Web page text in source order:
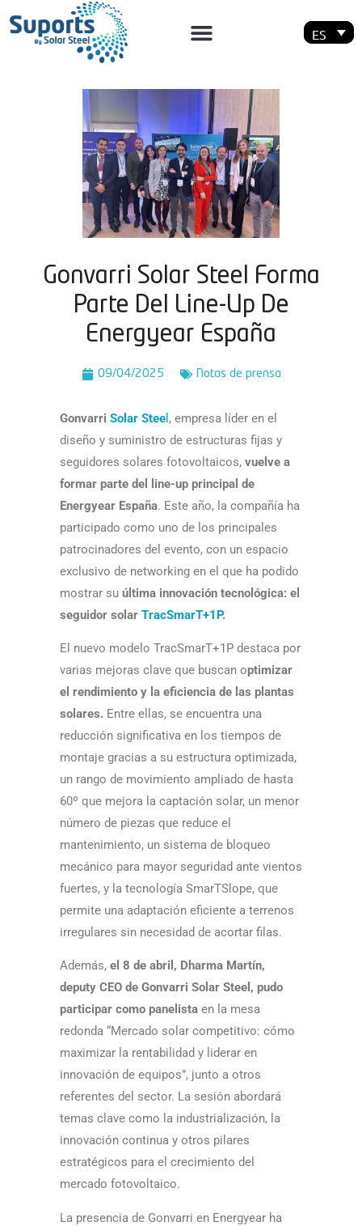
ES
Gonvarri Solar Steel Forma
Parte Del Line-Up De
Energyear España
09/04/2025 Notas de prensa
Gonvarri Solar Stee , empresa líder en el
diseño y suministro de estructuras fijas y
seguidores solares fotovoltaicos, vuelve a
formar parte del line-up principal de
Energyear España. Este año, la compañía ha
participado como uno de los principales
patrocinadores del evento, con un espacio
exclusivo de networking en el que ha podido
mostrar su última innovación tecnológica: el
seguidor solar TracSmarT+1P.
El nuevo modelo TracSmarT+1P destaca por
varias mejoras clave que buscan optimizar
el rendimiento y la eficiencia de las plantas
solares. Entre ellas, se encuentra una
reducción significativa en los tiempos de
montaje gracias a su estructura optimizada,
un rango de movimiento ampliado de hasta
60º que mejora la captación solar, un menor
número de piezas que reduce el
mantenimiento, un sistema de bloqueo
mecánico para mayor seguridad ante vientos
fuertes, y la tecnología SmarTSlope, que
permite una adaptación eficiente a terrenos
irregulares sin necesidad de acortar filas.
Además, el 8 de abril, Dharma Martín,
deputy CEO de Gonvarri Solar Steel, pudo
participar como panelista en la mesa
redonda “Mercado solar competitivo: cómo
maximizar la rentabilidad y liderar en
innovación de equipos”, junto a otros
referentes del sector. La sesión abordará
temas clave como la industrialización, la
innovación continua y otros pilares
estratégicos para el crecimiento del
mercado fotovoltaico.
La presencia de Gonvarri en Energyear ha